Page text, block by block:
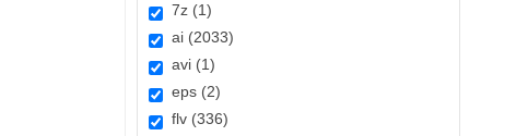
7z (1)
ai (2033)
avi (1)
eps (2)
flv (336)